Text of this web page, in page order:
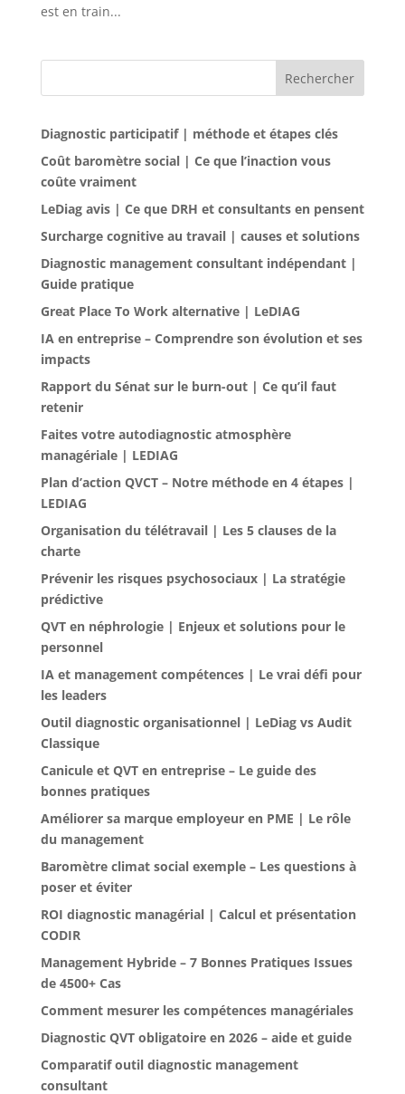
est en train...
Rechercher
Diagnostic participatif | méthode et étapes clés
Coût baromètre social | Ce que l’inaction vous
coûte vraiment
LeDiag avis | Ce que DRH et consultants en pensent
Surcharge cognitive au travail | causes et solutions
Diagnostic management consultant indépendant |
Guide pratique
Great Place To Work alternative | LeDIAG
IA en entreprise – Comprendre son évolution et ses
impacts
Rapport du Sénat sur le burn-out | Ce qu’il faut
retenir
Faites votre autodiagnostic atmosphère
managériale | LEDIAG
Plan d’action QVCT – Notre méthode en 4 étapes |
LEDIAG
Organisation du télétravail | Les 5 clauses de la
charte
Prévenir les risques psychosociaux | La stratégie
prédictive
QVT en néphrologie | Enjeux et solutions pour le
personnel
IA et management compétences | Le vrai défi pour
les leaders
Outil diagnostic organisationnel | LeDiag vs Audit
Classique
Canicule et QVT en entreprise – Le guide des
bonnes pratiques
Améliorer sa marque employeur en PME | Le rôle
du management
Baromètre climat social exemple – Les questions à
poser et éviter
ROI diagnostic managérial | Calcul et présentation
CODIR
Management Hybride – 7 Bonnes Pratiques Issues
de 4500+ Cas
Comment mesurer les compétences managériales
Diagnostic QVT obligatoire en 2026 – aide et guide
Comparatif outil diagnostic management
consultant